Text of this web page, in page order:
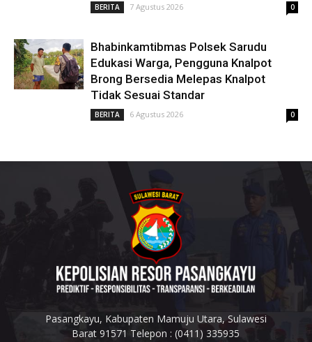
BERITA 7 Agustus 2026 0
Bhabinkamtibmas Polsek Sarudu
Edukasi Warga, Pengguna Knalpot
Brong Bersedia Melepas Knalpot
Tidak Sesuai Standar
BERITA 6 Agustus 2026 0
Pasangkayu, Kabupaten Mamuju Utara, Sulawesi
Barat 91571 Telepon : (0411) 335935